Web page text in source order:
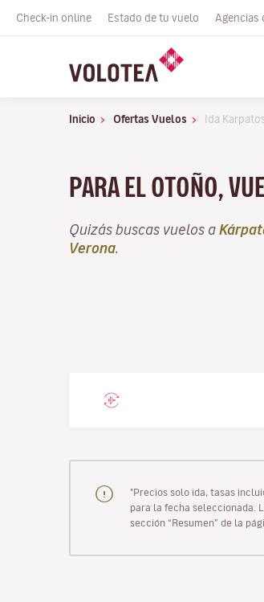
Check-in online Estado de tu vuelo Agencias
Inicio Ofertas Vuelos Ida
PARA EL OTOÑO,
Quizás buscas vuelos a
Verona
"Precios solo ida, tasas
para la fecha seleccionada.
sección “Resumen” de la